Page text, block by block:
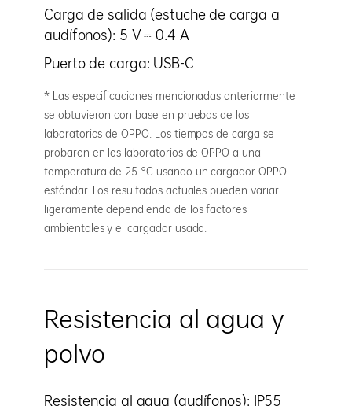
Carga de salida (estuche de carga a
audífonos): 5 V ⎓ 0.4 A
Puerto de carga: USB-C
* Las especificaciones mencionadas anteriormente
se obtuvieron con base en pruebas de los
laboratorios de OPPO. Los tiempos de carga se
probaron en los laboratorios de OPPO a una
temperatura de 25 °C usando un cargador OPPO
estándar. Los resultados actuales pueden variar
ligeramente dependiendo de los factores
ambientales y el cargador usado.
Resistencia al agua y
polvo
Resistencia al agua (audífonos): IP55